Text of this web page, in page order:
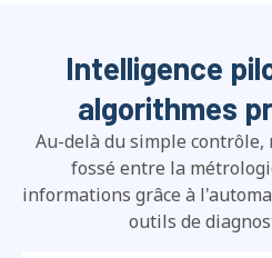
Intelligence
algorithmes
Au-delà du simple
fossé entre la
informations grâce à
outils de